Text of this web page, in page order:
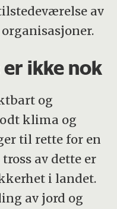
av
er ikke nok
og
klima og
til rette for en
av dette er
i landet.
av jord og